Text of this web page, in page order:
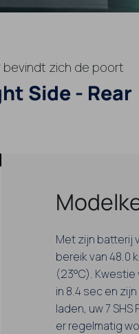
bevindt zich de poort
Side - Rear
Met zijn batterij
bereik van 48.0
(23°C). Kwestie
in 8.4 sec en
laden, uw 7
er regelmatig